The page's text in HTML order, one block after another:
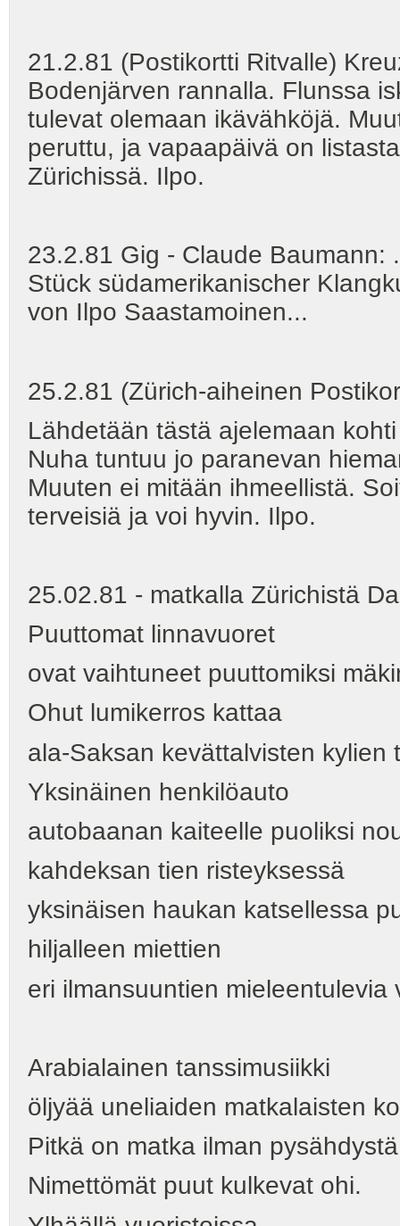
21.2.81 (Postikortti Ritvalle)
Bodenjärven rannalla. Flunssa
tulevat olemaan ikävähköjä.
peruttu, ja vapaapäivä on
Zürichissä. Ilpo.
23.2.81 Gig - Claude Baumann:
Stück südamerikanischer
von Ilpo Saastamoinen...
25.2.81 (Zürich-aiheinen
Lähdetään tästä ajelemaan
Nuha tuntuu jo paranevan
Muuten ei mitään ihmeellistä.
terveisiä ja voi hyvin. Ilpo.
25.02.81 - matkalla Zürichistä
Puuttomat linnavuoret
ovat vaihtuneet puuttomiksi
Ohut lumikerros kattaa
ala-Saksan kevättalvisten kylien
Yksinäinen henkilöauto
autobaanan kaiteelle puoliksi
kahdeksan tien risteyksessä
yksinäisen haukan katsellessa
hiljalleen miettien
eri ilmansuuntien mieleentulevia
Arabialainen tanssimusiikki
öljyää uneliaiden matkalaisten
Pitkä on matka ilman
Nimettömät puut kulkevat ohi.